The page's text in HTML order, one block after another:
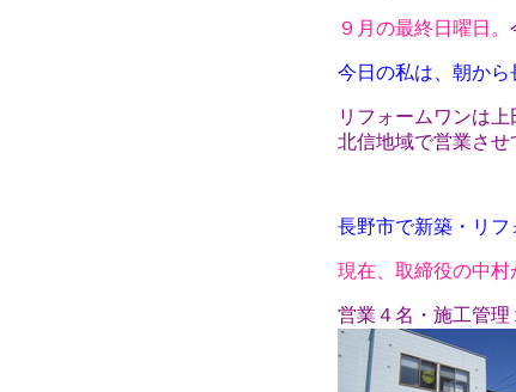
９月の最終日曜日。
今日の私は、朝から
リフォームワンは
北信地域で営業させ
長野市で新築・リフ
現在、取締役の中村
営業４名・施工管理